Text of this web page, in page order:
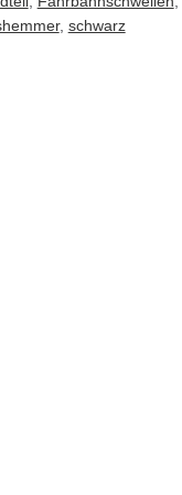
, schwarz